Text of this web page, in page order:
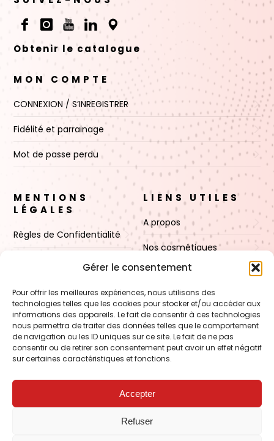
Gérer le consentement
Pour offrir les meilleures expériences, nous utilisons des
technologies telles que les cookies pour stocker et/ou accéder aux
informations des appareils. Le fait de consentir à ces technologies
nous permettra de traiter des données telles que le comportement
de navigation ou les ID uniques sur ce site. Le fait de ne pas
consentir ou de retirer son consentement peut avoir un effet négatif
sur certaines caractéristiques et fonctions.
Accepter
Refuser
Obtenir le catalogue
MON COMPTE
CONNEXION / S’INREGISTRER
Fidélité et parrainage
Mot de passe perdu
MENTIONS
LÉGALES
Règles de Confidentialité
Politique de cookies (UE)
LIENS UTILES
A propos
Nos cosmétiques
Nos cires
Boutique
Contact
FORMATION – Udef Academy